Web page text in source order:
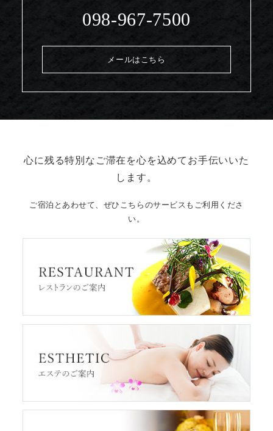
098-967-7500
メールはこちら
心に残る特別なご滞在を心を込めてお手伝いいた
します。
ご宿泊とあわせて、ぜひこちらのサービスもご利用くださ
い。